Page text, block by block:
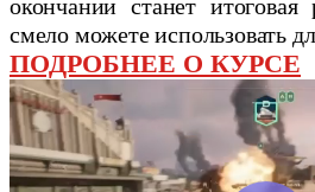
окончании станет
смело можете использовать
ПОДРОБНЕЕ О КУРСЕ